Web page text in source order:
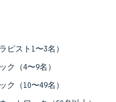
ピスト1〜3名）
ク（4〜9名）
ク（10〜49名）